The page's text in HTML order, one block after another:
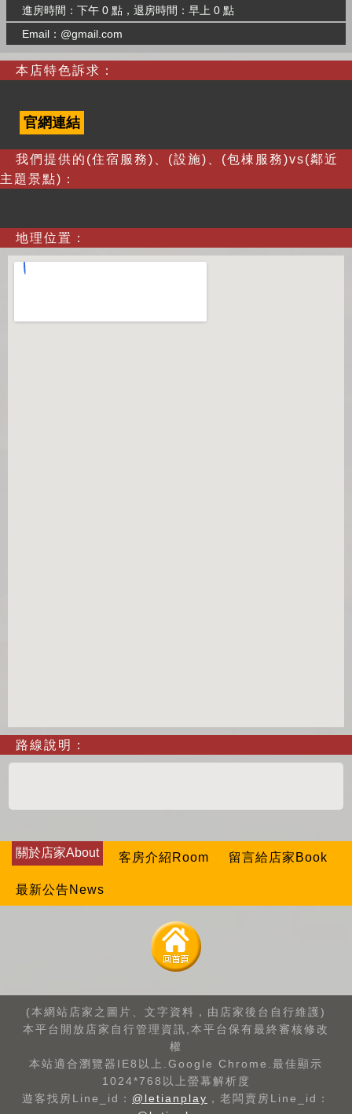
進房時間：下午 0 點，退房時間：早上 0 點
Email：@gmail.com
本店特色訴求：
官網連結
我們提供的(住宿服務)、(設施)、(包棟服務)vs(鄰近
主題景點)：
地理位置：
路線說明：
關於店家About 客房介紹Room 留言給店家Book
最新公告News
(本網站店家之圖片、文字資料，由店家後台自行維護)
本平台開放店家自行管理資訊,本平台保有最終審核修改
權
本站適合瀏覽器IE8以上.Google Chrome.最佳顯示
1024*768以上螢幕解析度
遊客找房Line_id： @letianplay ，老闆賣房Line_id：